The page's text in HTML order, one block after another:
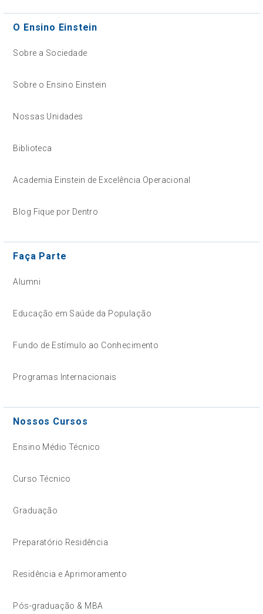
O Ensino Einstein
Sobre a Sociedade
Sobre o Ensino Einstein
Nossas Unidades
Biblioteca
Academia Einstein de Excelência Operacional
Blog Fique por Dentro
Faça Parte
Alumni
Educação em Saúde da População
Fundo de Estímulo ao Conhecimento
Programas Internacionais
Nossos Cursos
Ensino Médio Técnico
Curso Técnico
Graduação
Preparatório Residência
Residência e Aprimoramento
Pós-graduação & MBA